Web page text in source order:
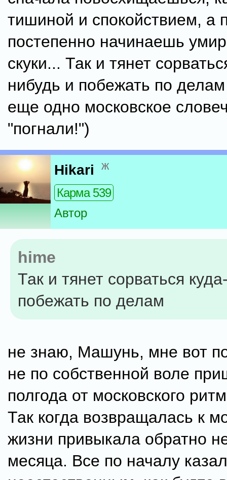
тишиной и спокойствием, а
постепенно начинаешь
скуки... Так и тянет
нибудь и побежать по делам
еще одно московское
"погнали!")
Hikari ж
Карма 539
Автор
hime
Так и тянет сорваться
побежать по делам
не знаю, Машунь, мне вот
не по собственной воле
полгода от московского
Так когда возвращалась к
жизни привыкала обратно
месяца. Все по началу